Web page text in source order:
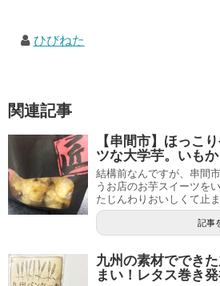
ひびねた
関連記事
【串間市】ほっこ
ツな大学芋。いも
結構前なんですが、串間
うお店のお芋スイーツを
たじんわりおいしくて止
記事
九州の素材ででき
まい！レタス巻き